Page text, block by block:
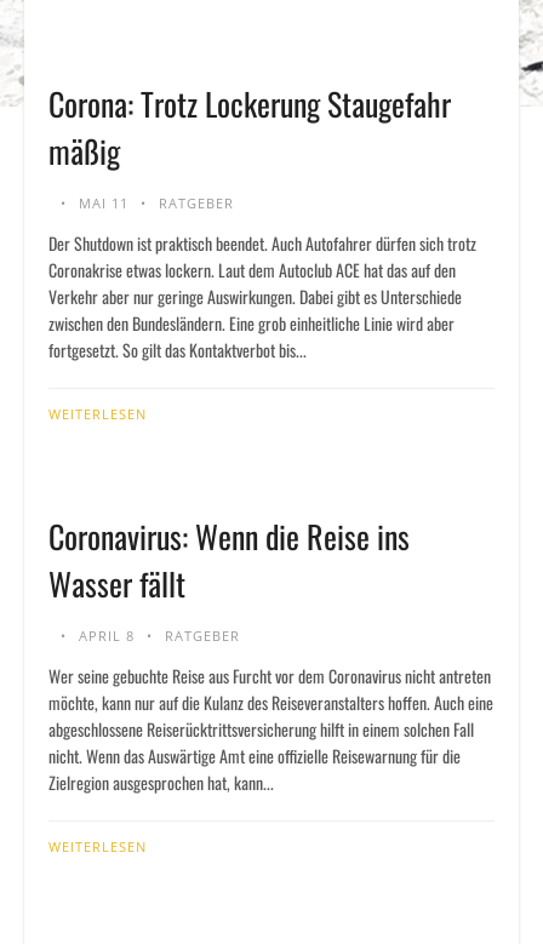
Corona: Trotz Lockerung Staugefahr
mäßig
MAI 11 RATGEBER
Der Shutdown ist praktisch beendet. Auch Autofahrer dürfen sich trotz
Coronakrise etwas lockern. Laut dem Autoclub ACE hat das auf den
Verkehr aber nur geringe Auswirkungen. Dabei gibt es Unterschiede
zwischen den Bundesländern. Eine grob einheitliche Linie wird aber
fortgesetzt. So gilt das Kontaktverbot bis...
WEITERLESEN
Coronavirus: Wenn die Reise ins
Wasser fällt
APRIL 8 RATGEBER
Wer seine gebuchte Reise aus Furcht vor dem Coronavirus nicht antreten
möchte, kann nur auf die Kulanz des Reiseveranstalters hoffen. Auch eine
abgeschlossene Reiserücktrittsversicherung hilft in einem solchen Fall
nicht. Wenn das Auswärtige Amt eine offizielle Reisewarnung für die
Zielregion ausgesprochen hat, kann...
WEITERLESEN